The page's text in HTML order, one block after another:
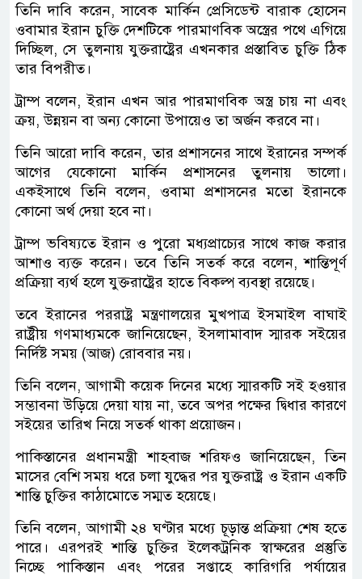
তিনি দাবি করেন, সাবেক মার্কিন প্রেসিডেন্ট বারাক হোসেন
ওবামার ইরান চুক্তি দেশটিকে পারমাণবিক অস্ত্রের পথে এগিয়ে
দিচ্ছিল, সে তুলনায় যুক্তরাষ্ট্রের এখনকার প্রস্তাবিত চুক্তি ঠিক
তার বিপরীত।
ট্রাম্প বলেন, ইরান এখন আর পারমাণবিক অস্ত্র চায় না এবং
ক্রয়, উন্নয়ন বা অন্য কোনো উপায়েও তা অর্জন করবে না।
তিনি আরো দাবি করেন, তার প্রশাসনের সাথে ইরানের সম্পর্ক
আগের যেকোনো মার্কিন প্রশাসনের তুলনায় ভালো।
একইসাথে তিনি বলেন, ওবামা প্রশাসনের মতো ইরানকে
কোনো অর্থ দেয়া হবে না।
ট্রাম্প ভবিষ্যতে ইরান ও পুরো মধ্যপ্রাচ্যের সাথে কাজ করার
আশাও ব্যক্ত করেন। তবে তিনি সতর্ক করে বলেন, শান্তিপূর্ণ
প্রক্রিয়া ব্যর্থ হলে যুক্তরাষ্ট্রের হাতে বিকল্প ব্যবস্থা রয়েছে।
তবে ইরানের পররাষ্ট্র মন্ত্রণালয়ের মুখপাত্র ইসমাইল বাঘাই
রাষ্ট্রীয় গণমাধ্যমকে জানিয়েছেন, ইসলামাবাদ স্মারক সইয়ের
নির্দিষ্ট সময় (আজ) রোববার নয়।
তিনি বলেন, আগামী কয়েক দিনের মধ্যে স্মারকটি সই হওয়ার
সম্ভাবনা উড়িয়ে দেয়া যায় না, তবে অপর পক্ষের দ্বিধার কারণে
সইয়ের তারিখ নিয়ে সতর্ক থাকা প্রয়োজন।
পাকিস্তানের প্রধানমন্ত্রী শাহবাজ শরিফও জানিয়েছেন, তিন
মাসের বেশি সময় ধরে চলা যুদ্ধের পর যুক্তরাষ্ট্র ও ইরান একটি
শান্তি চুক্তির কাঠামোতে সম্মত হয়েছে।
তিনি বলেন, আগামী ২৪ ঘণ্টার মধ্যে চূড়ান্ত প্রক্রিয়া শেষ হতে
পারে। এরপরই শান্তি চুক্তির ইলেকট্রনিক স্বাক্ষরের প্রস্তুতি
নিচ্ছে পাকিস্তান এবং পরের সপ্তাহে কারিগরি পর্যায়ের